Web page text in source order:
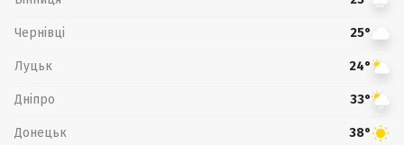
Чернівці 25°
Луцьк 24°
Дніпро 33°
Донецьк 38°